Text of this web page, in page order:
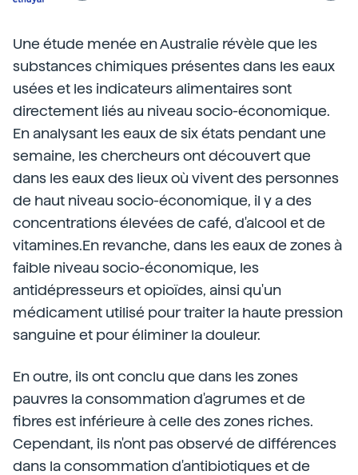
Une étude menée en Australie révèle que les
substances chimiques présentes dans les eaux
usées et les indicateurs alimentaires sont
directement liés au niveau socio-économique.
En analysant les eaux de six états pendant une
semaine, les chercheurs ont découvert que
dans les eaux des lieux où vivent des personnes
de haut niveau socio-économique, il y a des
concentrations élevées de café, d'alcool et de
vitamines.En revanche, dans les eaux de zones à
faible niveau socio-économique, les
antidépresseurs et opioïdes, ainsi qu'un
médicament utilisé pour traiter la haute pression
sanguine et pour éliminer la douleur.
En outre, ils ont conclu que dans les zones
pauvres la consommation d'agrumes et de
fibres est inférieure à celle des zones riches.
Cependant, ils n'ont pas observé de différences
dans la consommation d'antibiotiques et de